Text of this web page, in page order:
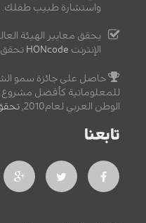
واستشارة طبيب طفلك.
يحقق معايير الهيئة
الإنترنت HONcode
حاصل على جائزة سمو
للمعلوماتية كأفضل
الوطن العربي لعام2010,
تابعنا